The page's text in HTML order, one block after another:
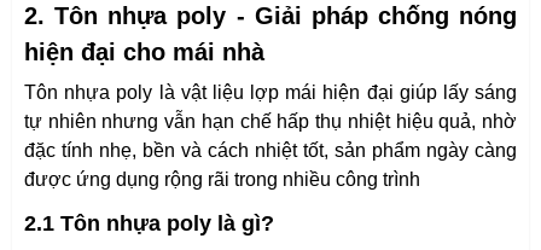
2. Tôn nhựa poly - Giải pháp chống nóng
hiện đại cho mái nhà
Tôn nhựa poly là vật liệu lợp mái hiện đại giúp lấy sáng
tự nhiên nhưng vẫn hạn chế hấp thụ nhiệt hiệu quả, nhờ
đặc tính nhẹ, bền và cách nhiệt tốt, sản phẩm ngày càng
được ứng dụng rộng rãi trong nhiều công trình
2.1 Tôn nhựa poly là gì?